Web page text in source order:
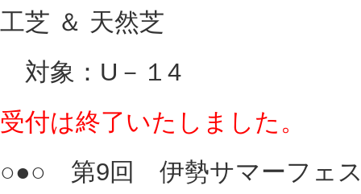
工芝 ＆ 天然芝
対象：U－１4
受付は終了いたしました。
○●○ 第9回 伊勢サマーフェス